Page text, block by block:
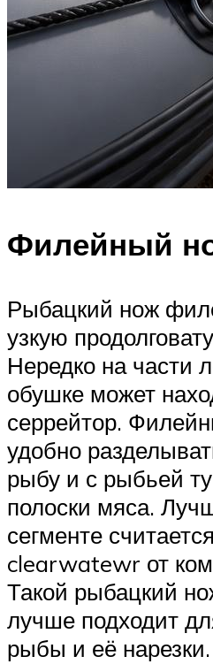
Филейный
Рыбацкий нож
узкую
Нередко на части
обушке может
серрейтор.
удобно
рыбу и с рыбьей
полоски мяса.
сегменте
clearwatewr от
Такой рыбацкий
лучше подходит
рыбы и её нарезки.